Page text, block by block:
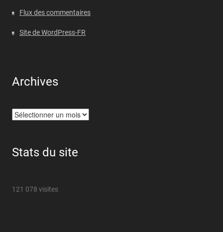
Flux des commentaires
Site de WordPress-FR
Archives
Archives
Stats du site
121 078 visites